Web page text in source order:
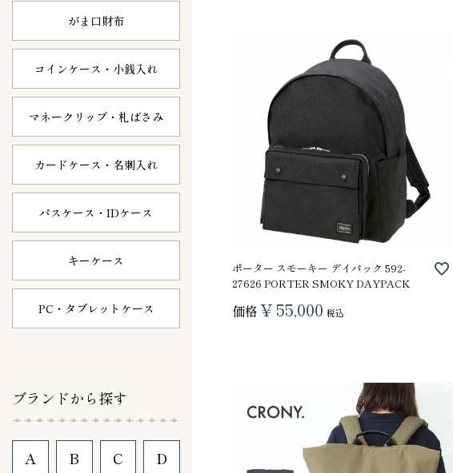
がま口財布
コインケース・ 小銭入れ
マネークリップ・ 札ばさみ
カードケース・ 名刺入れ
パスケース・ IDケース
キーケース
PC・タブレット ケース
ブランドから探す
A B C D
ポーター スモーキー デイパック 592-
27626 PORTER SMOKY DAYPACK
価格 ¥ 55,000 税込